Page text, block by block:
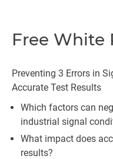
Free White
Preventing 3 Errors in­­­­
Accurate Test Results
Which factors can
industrial signal
What impact does
results?